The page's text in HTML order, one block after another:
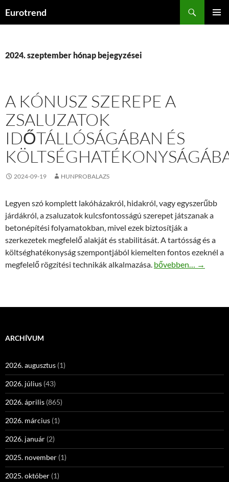
Eurotrend
2024. szeptember hónap bejegyzései
A KÓNUSZ SZEREPE A
ZSALUZATOK
IDŐTÁLLÓSÁGÁBAN ÉS
2024-09-19 HUNPROBALAZS
Legyen szó komplett lakóházakról, hidakról, vagy egyszerűbb
járdákról, a zsaluzatok kulcsfontosságú szerepet játszanak a
betonépítési folyamatokban, mivel ezek biztosítják a
szerkezetek megfelelő alakját és stabilitását. A tartósság és a
költséghatékonyság szempontjából kiemelten fontos ezeknél a
megfelelő rögzítési technikák alkalmazása. A kónusz szerepe a
bővebben… →
ARCHÍVUM
2026. augusztus (1)
2026. július (43)
2026. április (865)
2026. március (1)
2026. január (2)
2025. november (1)
2025. október (1)